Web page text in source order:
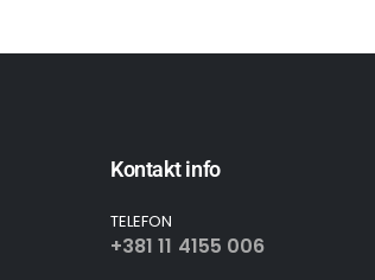
Kontakt info
TELEFON
+381 11 4155 006